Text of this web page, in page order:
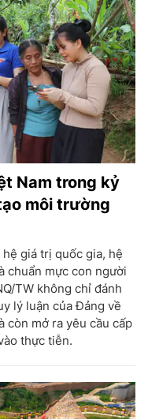
Nam trong kỷ
môi trường
giá trị quốc gia, hệ
chuẩn mực con người
TW không chỉ đánh
lý luận của Đảng về
còn mở ra yêu cầu cấp
thực tiễn.